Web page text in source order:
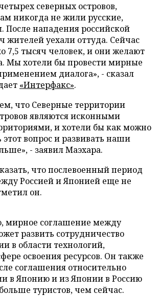
северных островов,
никогда не жили русские,
После нападения российской
жителей уехали оттуда. Сейчас
7,5 тысяч человек, и они желают
Мы хотели бы провести мирные
диалога», - сказал
«Интерфакс».
что Северные территории
являются исконными
и хотели бы как можно
вопрос и развивать наши
- заявил Маэхара.
что послевоенный период
Россией и Японией еще не
он.
мирное соглашение между
развить сотрудничество
в области технологий,
освоения ресурсов. Он также
соглашения относительно
в Японию и из Японии в Россию
туристов, чем сейчас.